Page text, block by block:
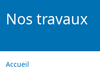
Nos travaux
Accueil